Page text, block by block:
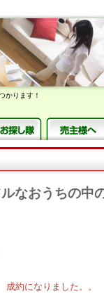
かります！
なおうちの中
成約になりました。。